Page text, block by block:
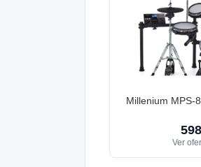
Millenium MPS-
Ver